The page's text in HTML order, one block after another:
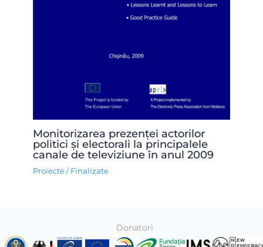
Monitorizarea prezenței actorilor
politici și electorali la principalele
canale de televiziune în anul 2009
Proiecte / Finalizate
Donatori